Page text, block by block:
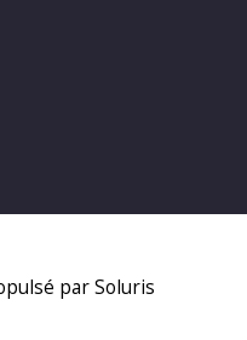
par Soluris